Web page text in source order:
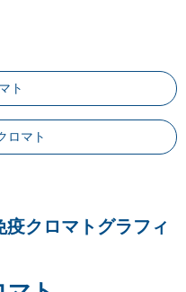
ト
ロマト
クロマトグラフィ